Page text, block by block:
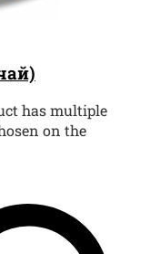
has multiple
on the